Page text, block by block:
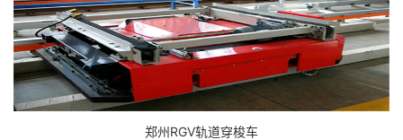
郑州RGV轨道穿梭车